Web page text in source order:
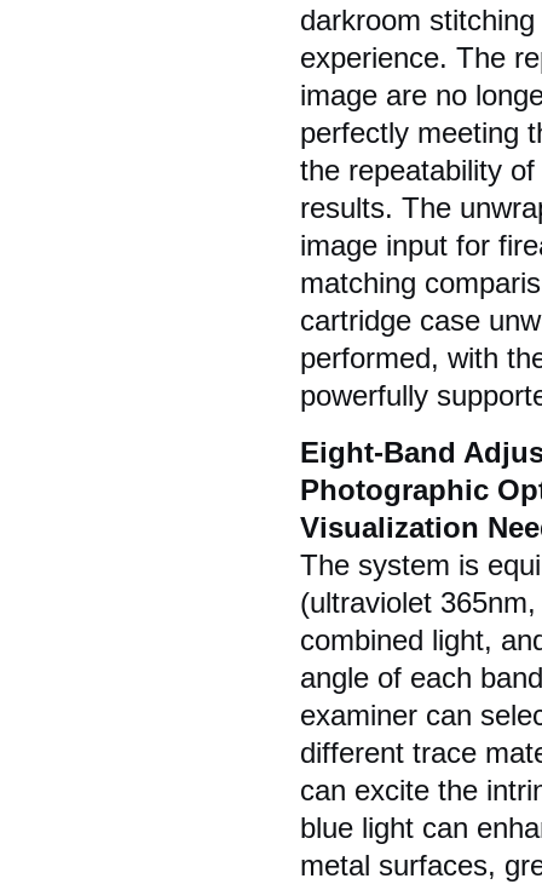
darkroom
experience. The
image are no
perfectly meeting
the repeatability
results. The
image input for
matching
cartridge case
performed, with
powerfully
Eight-Band
Photographic
Visualization
The system is
(ultraviolet
combined light,
angle of each
examiner can
different trace
can excite the
blue light can
metal surfaces,